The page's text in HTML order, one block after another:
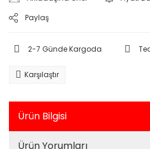
Paylaş
2-7 Günde Kargoda
Karşılaştır
Ürün Bilgisi
Ürün Yorumları